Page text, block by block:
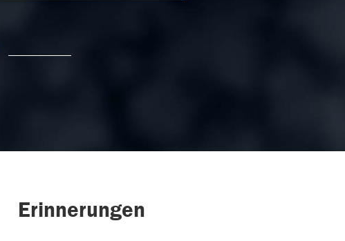
Erinnerungen